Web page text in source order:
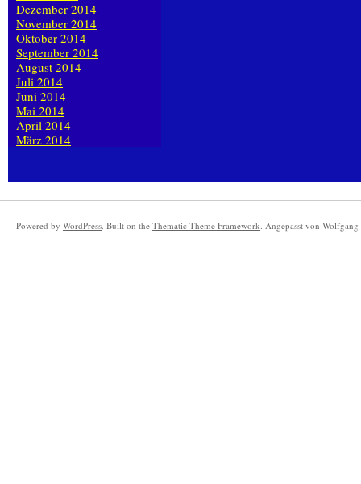
Dezember 2014
November 2014
Oktober 2014
September 2014
August 2014
Juli 2014
Juni 2014
Mai 2014
April 2014
März 2014
Powered by WordPress. Built on the Thematic Theme Framework. Angepasst von